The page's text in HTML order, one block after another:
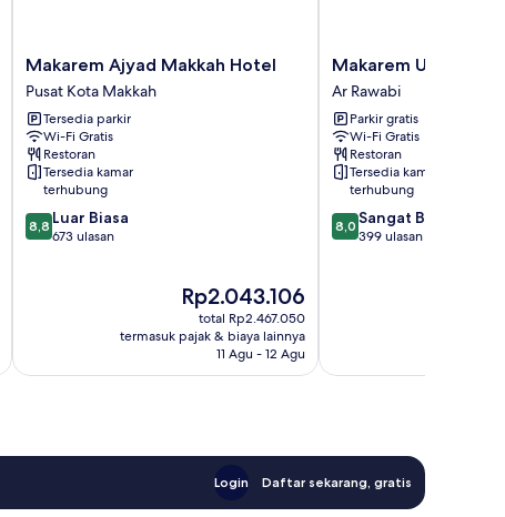
Makarem
Ajyad
Makkah
Hotel
Pusat
Kota
Makkah
Makarem Ajyad Makkah Hotel
Pusat Kota Makkah
Tersedia parkir
Wi-Fi Gratis
Restoran
Tersedia kamar
terhubung
8.8
dari
8,8 Luar Biasa
673 ulasan
Harga
sekarang
Rp2.043.106
Rp2.043.106
total Rp2.467.050
termasuk pajak & biaya lainnya
11 Agu - 12 Agu
Makarem
Umm
Al
Qura
Hotel
Ar
Rawabi
Makarem Umm Al
Ar Rawabi
Parkir gratis
Wi-Fi Gratis
Restoran
Tersedia kamar
terhubung
8.0
dari
8,0 Sangat Baik
399 ulasan
Login Daftar sekarang, gratis